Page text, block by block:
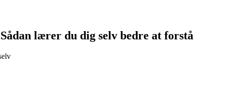
lærer du dig selv bedre at forstå